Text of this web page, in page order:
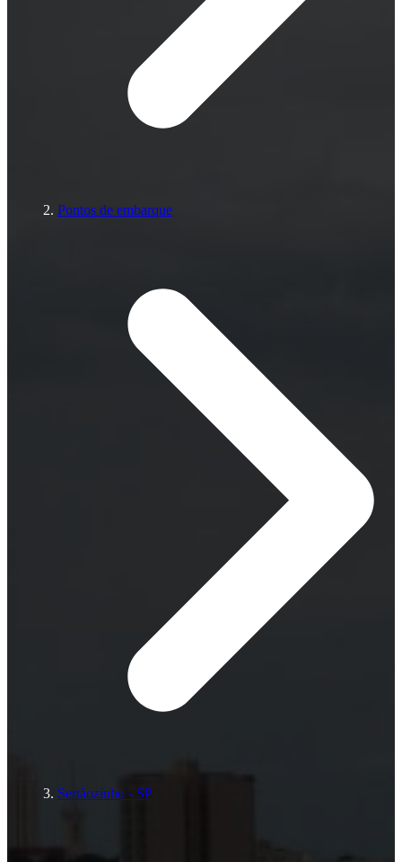
Pontos de embarque
Sertãozinho - SP